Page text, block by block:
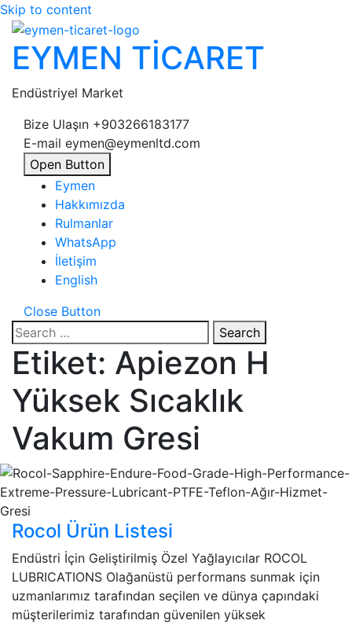
Skip to content
EYMEN TİCARET
Endüstriyel Market
Bize Ulaşın +903266183177
E-mail eymen@eymenltd.com
Open Button
Eymen
Hakkımızda
Rulmanlar
WhatsApp
İletişim
English
Close Button
Search
Etiket: Apiezon H
Yüksek Sıcaklık
Vakum Gresi
Rocol Ürün Listesi
Endüstri İçin Geliştirilmiş Özel Yağlayıcılar ROCOL
LUBRICATIONS Olağanüstü performans sunmak için
uzmanlarımız tarafından seçilen ve dünya çapındaki
müşterilerimiz tarafından güvenilen yüksek